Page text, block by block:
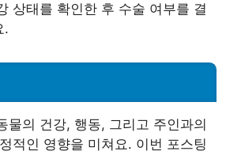
상태를 확인한 후 수술 여부를 결
.
물의 건강, 행동, 그리고 주인과의
적인 영향을 미쳐요. 이번 포스팅